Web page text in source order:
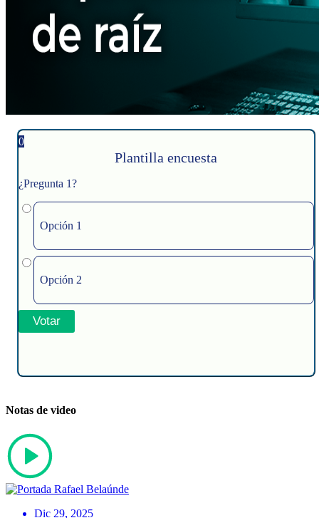
0
Plantilla encuesta
¿Pregunta 1?
Opción 1
Opción 2
Notas de video
Dic 29, 2025